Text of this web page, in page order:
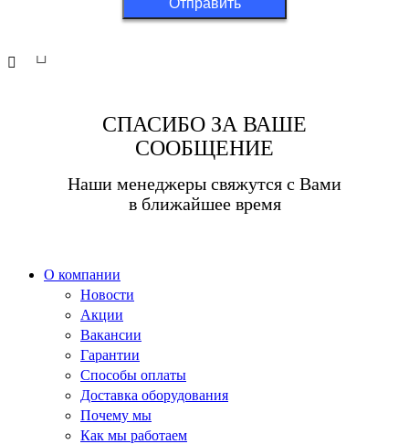
Официальный дилер «Триколор» в Москве и
СПАСИБО ЗА ВАШЕ
СООБЩЕНИЕ
Наши менеджеры свяжутся с Вами
в ближайшее время
О компании
Новости
Акции
Вакансии
Гарантии
Способы оплаты
Доставка оборудования
Почему мы
Как мы работаем